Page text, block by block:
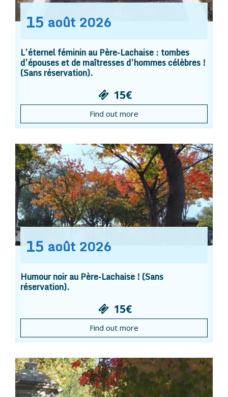
15 août 2026
L’éternel féminin au Père-Lachaise : tombes
d’épouses et de maîtresses d’hommes célèbres !
(Sans réservation).
15€
Find out more
15 août 2026
Humour noir au Père-Lachaise ! (Sans
réservation).
15€
Find out more